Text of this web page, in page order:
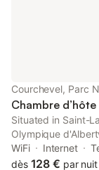
Courchevel, Parc
Chambre
Situated in Saint-
Olympique
Courchevel 1850
free WiFi and free
WiFi Internet
dès 128 € par nuit